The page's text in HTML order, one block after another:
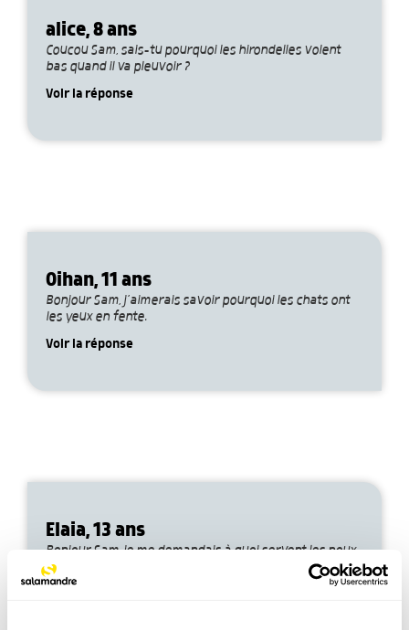
alice, 8 ans
Coucou Sam, sais-tu pourquoi les hirondelles volent
bas quand il va pleuvoir ?
Voir la réponse
Oihan, 11 ans
Bonjour Sam, j’aimerais savoir pourquoi les chats ont
les yeux en fente.
Voir la réponse
Elaia, 13 ans
Bonjour Sam, je me demandais à quoi servent les poux
dans l’écosystème.